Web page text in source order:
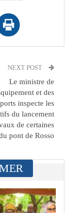
NEXT POST
Le ministre de
et des
inspecte les
du lancement
de certaines
pont de Rosso